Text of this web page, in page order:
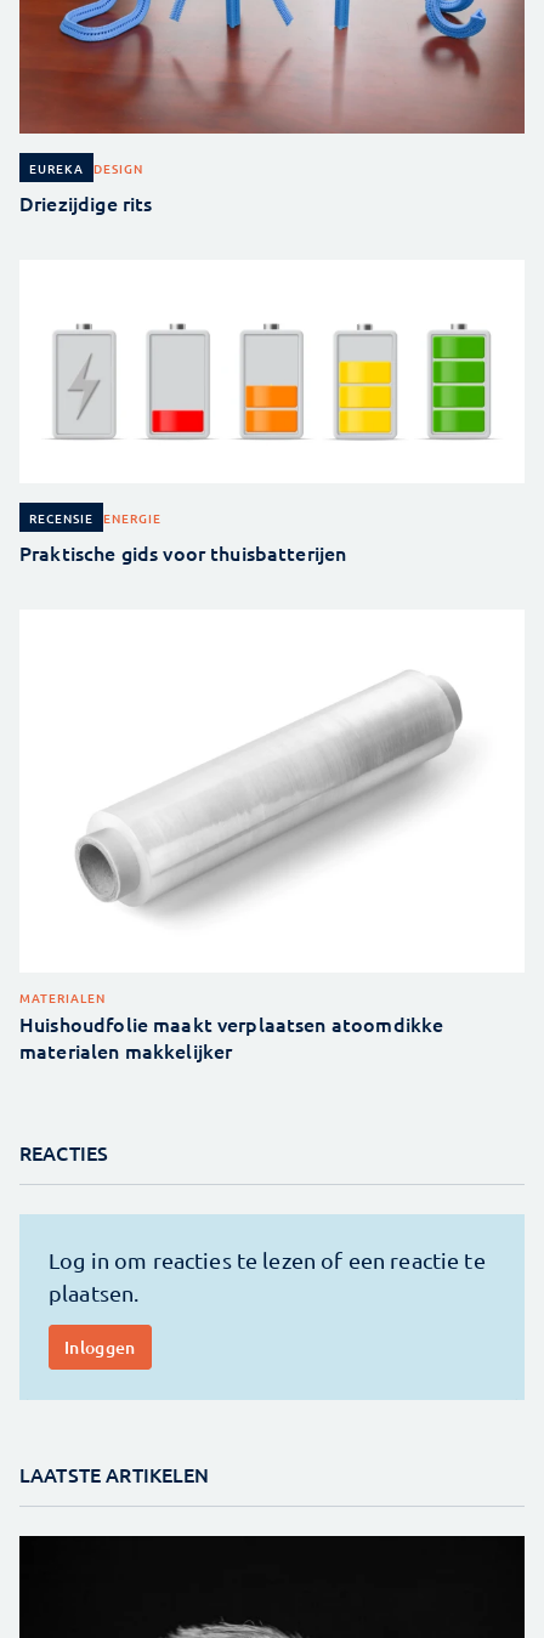
EUREKA DESIGN
Driezijdige rits
RECENSIE ENERGIE
Praktische gids voor thuisbatterijen
MATERIALEN
Huishoudfolie maakt verplaatsen atoomdikke
materialen makkelijker
REACTIES
LAATSTE ARTIKELEN